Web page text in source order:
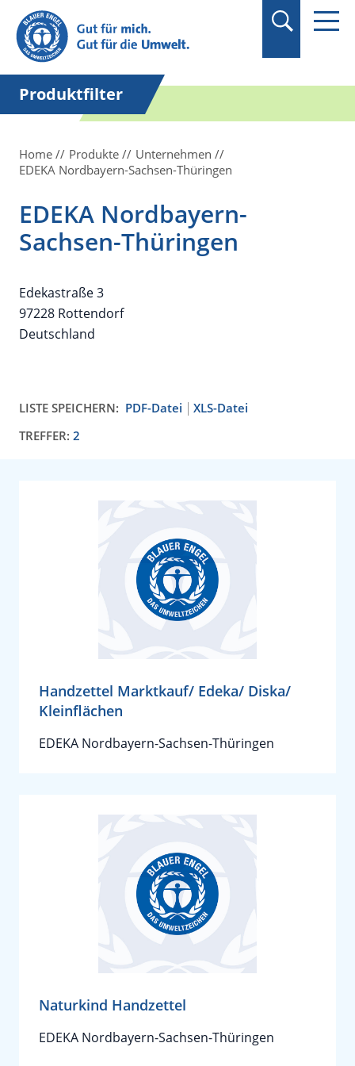
Suchbegriff in
Anführungszeichen
setzen.
Produktfilter
Home Produkte
Unternehmen
EDEKA Nordbayern-Sachsen-Thüringen
EDEKA Nordbayern-
Sachsen-Thüringen
Edekastraße 3
97228 Rottendorf
Deutschland
LISTE SPEICHERN: PDF-Datei
XLS-Datei
TREFFER: 2
Handzettel Marktkauf/ Edeka/ Diska/
Kleinflächen
EDEKA Nordbayern-Sachsen-Thüringen
Naturkind Handzettel
EDEKA Nordbayern-Sachsen-Thüringen